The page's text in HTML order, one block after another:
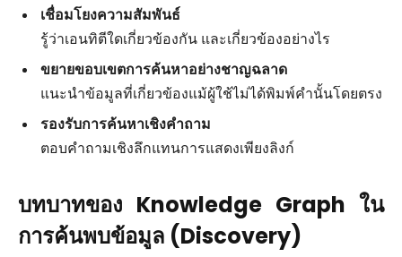
เชื่อมโยงความสัมพันธ์
รู้ว่าเอนทิตีใดเกี่ยวข้องกัน และเกี่ยวข้องอย่างไร
ขยายขอบเขตการค้นหาอย่างชาญฉลาด
แนะนำข้อมูลที่เกี่ยวข้องแม้ผู้ใช้ไม่ได้พิมพ์คำนั้นโดยตรง
รองรับการค้นหาเชิงคำถาม
ตอบคำถามเชิงลึกแทนการแสดงเพียงลิงก์
บทบาทของ Knowledge Graph ใน
การค้นพบข้อมูล (Discovery)